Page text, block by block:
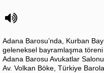
Adana Barosu’nda, Kurban
geleneksel bayramlaşma töreni
Adana Barosu Avukatlar
Av. Volkan Böke, Türkiye